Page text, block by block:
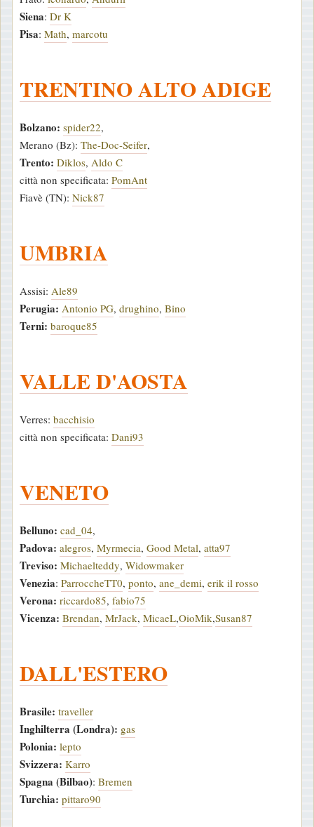
Siena: Dr K
Pisa: Math, marcotu
TRENTINO ALTO ADIGE
Bolzano: spider22,
Merano (Bz): The-Doc-Seifer,
Trento: Diklos, Aldo C
città non specificata: PomAnt
Fiavè (TN): Nick87
UMBRIA
Assisi: Ale89
Perugia: Antonio PG, drughino, Bino
Terni: baroque85
VALLE D'AOSTA
Verres: bacchisio
città non specificata: Dani93
VENETO
Belluno: cad_04,
Padova: alegros, Myrmecia, Good Metal, atta97
Treviso: Michaelteddy, Widowmaker
Venezia: ParroccheTT0, ponto, ane_demi, erik il rosso
Verona: riccardo85, fabio75
Vicenza: Brendan, MrJack, MicaeL,OioMik,Susan87
DALL'ESTERO
Brasile: traveller
Inghilterra (Londra): gas
Polonia: lepto
Svizzera: Karro
Spagna (Bilbao): Bremen
Turchia: pittaro90